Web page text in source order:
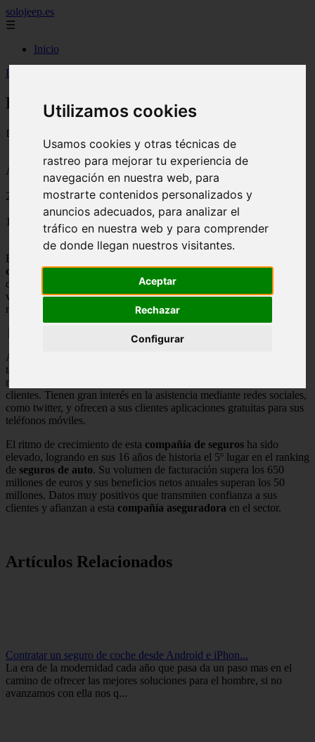
Utilizamos cookies
Usamos cookies y otras técnicas de
rastreo para mejorar tu experiencia de
navegación en nuestra web, para
mostrarte contenidos personalizados y
anuncios adecuados, para analizar el
tráfico en nuestra web y para comprender
de donde llegan nuestros visitantes.
Aceptar
Rechazar
Configurar
solojeep.es
☰
Inicio
Inicio
Linea Directa Aseguradora
📅 18/08/2025
Aseguradoras
2011-10-29
1408
Es bastante frecuente que un banco tenga participación en alguna
compañía de seguros, tal y como ocurre con Bankinter, propietaria
del 100% de
Línea Directa Aseguradora
venta directa deseguros de auto y motoen España, con casi dos
millones de clientes.
Al igual que
también opera a través de internet y teléfono, favoreciendo con eso
mejores precios al no emplear intermediarios para contactar con sus
clientes. Tienen gran interés en la asistencia mediante redes sociales,
como twitter, y ofrecen a sus clientes aplicaciones gratuitas para sus
teléfonos móviles.
El ritmo de crecimiento de esta compañía de seguros ha sido
elevado, logrando en sus 16 años de historia el 5º lugar en el ranking
de seguros de auto. Su volumen de facturación supera los 650
millones de euros y sus beneficios netos anuales superan los 50
millones. Datos muy positivos que transmiten confianza a sus
clientes y afianzan a esta compañía aseguradora en el sector.
Artículos Relacionados
Contratar un seguro de coche desde Android e iPhon...
La era de la modernidad cada año que pasa da un paso mas en el
camino de ofrecer las mejores soluciones para el hombre, si no
avanzamos con ella nos q...